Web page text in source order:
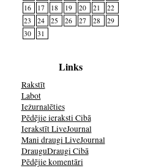
16
17 18 19 20 21
22
23
24 25 26 27 28
29
30
31
Links
Rakstīt
Labot
Iežurnalēties
Pēdējie ieraksti Cibā
Ierakstīt LiveJournal
Mani draugi LiveJournal
DrauguDraugi Cibā
Pēdējie komentāri